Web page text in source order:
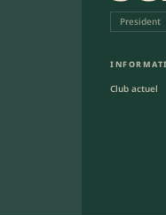
President
Club actuel